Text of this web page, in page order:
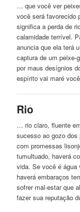
… que você ver
você será favorecido
significa a perda de
calamidade terrível.
anuncia que ela terá
captura de um peixe-
por maus desígnios
espírito vai maré
Rio
… rio claro, fluente
sucesso ao gozo
com promessas
tumultuado, haverá
vida. Se você é água
haverá embaraços
sofrer mal-estar que
fazer sua reputação